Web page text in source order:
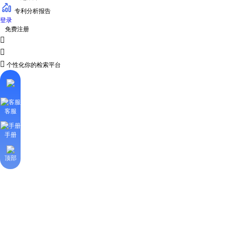
专利分析报告
登录
免费注册


 个性化你的检索平台
客服
手册
顶部